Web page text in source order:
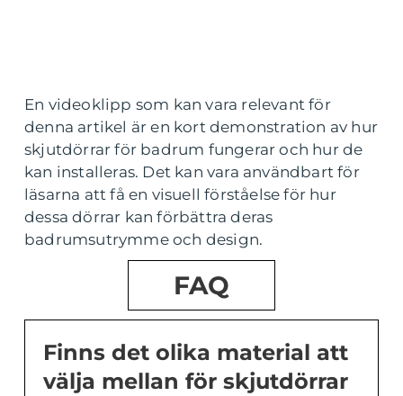
En videoklipp som kan vara relevant för
denna artikel är en kort demonstration av hur
skjutdörrar för badrum fungerar och hur de
kan installeras. Det kan vara användbart för
läsarna att få en visuell förståelse för hur
dessa dörrar kan förbättra deras
badrumsutrymme och design.
FAQ
Finns det olika material att
välja mellan för skjutdörrar